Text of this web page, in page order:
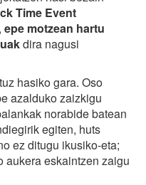
Time Event
epe motzean hartu
dira nagusi
hasiko gara. Oso
azalduko zaizkigu
norabide batean
egiten, huts
ez ditugu ikusiko-eta;
aukera eskaintzen zaigu